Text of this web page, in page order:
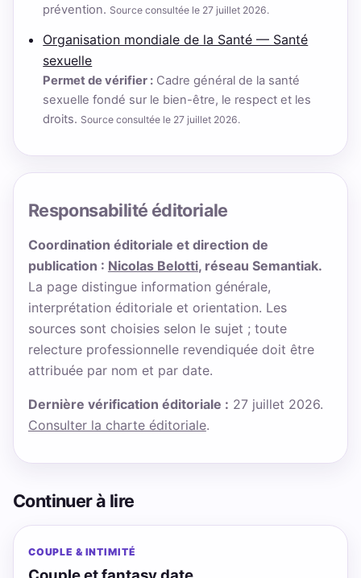
prévention. Source consultée le 27 juillet 2026.
Organisation mondiale de la Santé — Santé
sexuelle
Permet de vérifier : Cadre général de la santé
sexuelle fondé sur le bien-être, le respect et les
droits. Source consultée le 27 juillet 2026.
Responsabilité éditoriale
Coordination éditoriale et direction de
publication : Nicolas Belotti, réseau Semantiak.
La page distingue information générale,
interprétation éditoriale et orientation. Les
sources sont choisies selon le sujet ; toute
relecture professionnelle revendiquée doit être
attribuée par nom et par date.
Dernière vérification éditoriale : 27 juillet 2026.
Consulter la charte éditoriale.
Continuer à lire
COUPLE & INTIMITÉ